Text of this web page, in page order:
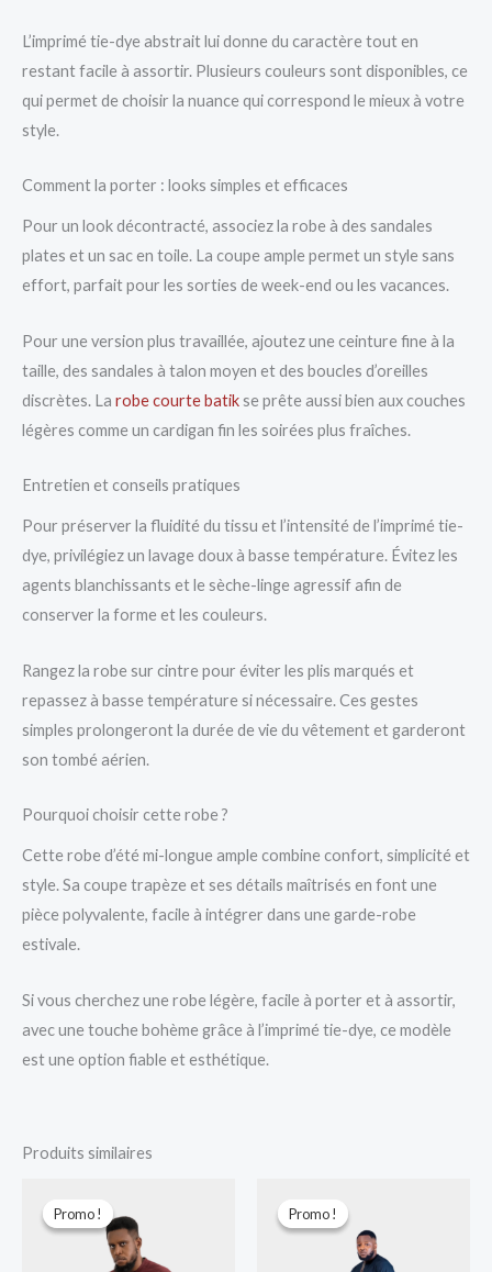
L’imprimé tie-dye abstrait lui donne du caractère tout en
restant facile à assortir. Plusieurs couleurs sont disponibles, ce
qui permet de choisir la nuance qui correspond le mieux à votre
style.
Comment la porter : looks simples et efficaces
Pour un look décontracté, associez la robe à des sandales
plates et un sac en toile. La coupe ample permet un style sans
effort, parfait pour les sorties de week-end ou les vacances.
Pour une version plus travaillée, ajoutez une ceinture fine à la
taille, des sandales à talon moyen et des boucles d’oreilles
discrètes. La robe courte batikse prête aussi bien aux couches
légères comme un cardigan fin les soirées plus fraîches.
Entretien et conseils pratiques
Pour préserver la fluidité du tissu et l’intensité de l’imprimé tie-
dye, privilégiez un lavage doux à basse température. Évitez les
agents blanchissants et le sèche-linge agressif afin de
conserver la forme et les couleurs.
Rangez la robe sur cintre pour éviter les plis marqués et
repassez à basse température si nécessaire. Ces gestes
simples prolongeront la durée de vie du vêtement et garderont
son tombé aérien.
Pourquoi choisir cette robe ?
Cette robe d’été mi-longue ample combine confort, simplicité et
style. Sa coupe trapèze et ses détails maîtrisés en font une
pièce polyvalente, facile à intégrer dans une garde-robe
estivale.
Si vous cherchez une robe légère, facile à porter et à assortir,
avec une touche bohème grâce à l’imprimé tie-dye, ce modèle
est une option fiable et esthétique.
Produits similaires
Promo !
Promo !
initial
était :
30.000 CFA.
Promo !
Promo !
initial
était :
30.000 CFA.